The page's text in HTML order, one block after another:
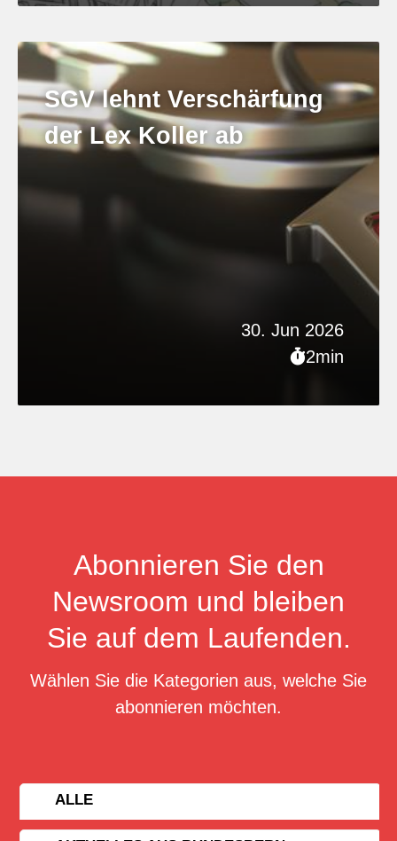
30. Jun 2026
2min
SGV lehnt Verschärfung
der Lex Koller ab
Abonnieren Sie den
Newsroom und bleiben
Sie auf dem Laufenden.
Wählen Sie die Kategorien aus, welche Sie
abonnieren möchten.
ALLE